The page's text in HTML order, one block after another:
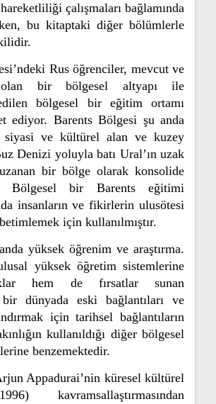
çalışmaları bağlamında
bu kitaptaki diğer bölümlerle
Rus öğrenciler, mevcut ve
olan bir bölgesel altyapı ile
bölgesel bir eğitim ortamı
ediyor. Barents Bölgesi şu anda
siyasi ve kültürel alan ve kuzey
Denizi yoluyla batı Ural’ın uzak
bir bölge olarak konsolide
Bölgesel bir Barents eğitimi
insanların ve fikirlerin ulusötesi
için kullanılmıştır.
yüksek öğrenim ve araştırma.
yüksek öğretim sistemlerine
hem de fırsatlar sunan
bir dünyada eski bağlantıları ve
için tarihsel bağlantıların
kullanıldığı diğer bölgesel
benzemektedir.
Appadurai’nin küresel kültürel
kavramsallaştırmasından